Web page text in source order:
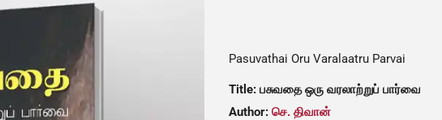
Pasuvathai Oru Varalaatru Parvai
Title: பசுவதை ஒரு வரலாற்றுப் பார்வை
Author: செ. திவான்